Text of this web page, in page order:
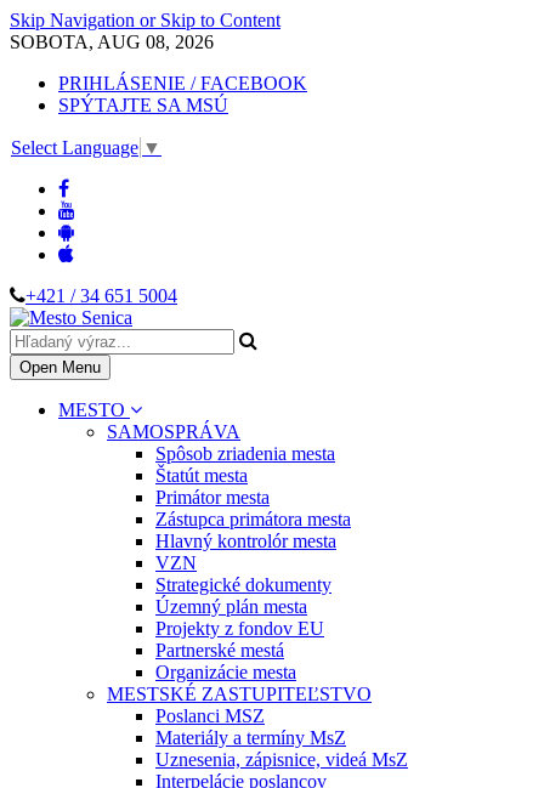
Skip Navigation or Skip to Content
SOBOTA, AUG 08, 2026
PRIHLÁSENIE / FACEBOOK
SPÝTAJTE SA MSÚ
Select Language ▼
+421 / 34 651 5004
Open Menu
MESTO
SAMOSPRÁVA
Spôsob zriadenia mesta
Štatút mesta
Primátor mesta
Zástupca primátora mesta
Hlavný kontrolór mesta
VZN
Strategické dokumenty
Územný plán mesta
Projekty z fondov EU
Partnerské mestá
Organizácie mesta
MESTSKÉ ZASTUPITEĽSTVO
Poslanci MSZ
Materiály a termíny MsZ
Uznesenia, zápisnice, videá MsZ
Interpelácie poslancov